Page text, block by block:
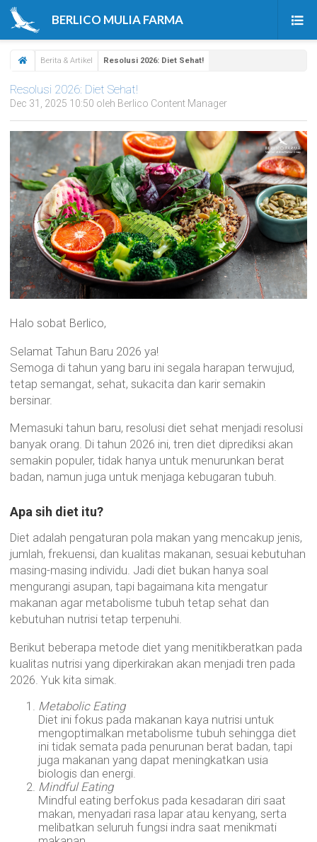
BERLICO MULIA FARMA
Tentang Kami
Berita & Artikel
Karir
Kontak Kami
Berita & Artikel Resolusi 2026: Diet Sehat!
Resolusi 2026: Diet Sehat!
Dec 31, 2025 10:50 oleh Berlico Content Manager
Halo sobat Berlico,
Selamat Tahun Baru 2026 ya!
Semoga di tahun yang baru ini segala harapan terwujud,
tetap semangat, sehat, sukacita dan karir semakin
bersinar.
Memasuki tahun baru, resolusi diet sehat menjadi resolusi
banyak orang. Di tahun 2026 ini, tren diet diprediksi akan
semakin populer, tidak hanya untuk menurunkan berat
badan, namun juga untuk menjaga kebugaran tubuh.
Apa sih diet itu?
Diet adalah pengaturan pola makan yang mencakup jenis,
jumlah, frekuensi, dan kualitas makanan, sesuai kebutuhan
masing-masing individu. Jadi diet bukan hanya soal
mengurangi asupan, tapi bagaimana kita mengatur
makanan agar metabolisme tubuh tetap sehat dan
kebutuhan nutrisi tetap terpenuhi.
Berikut beberapa metode diet yang menitikberatkan pada
kualitas nutrisi yang diperkirakan akan menjadi tren pada
2026. Yuk kita simak.
Metabolic Eating
Diet ini fokus pada makanan kaya nutrisi untuk
mengoptimalkan metabolisme tubuh sehingga diet
ini tidak semata pada penurunan berat badan, tapi
juga makanan yang dapat meningkatkan usia
biologis dan energi.
Mindful Eating
Mindful eating berfokus pada kesadaran diri saat
makan, menyadari rasa lapar atau kenyang, serta
melibatkan seluruh fungsi indra saat menikmati